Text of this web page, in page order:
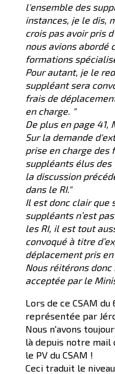
l'ensemble des
instances, je le dis,
crois pas avoir pris
nous avions abordé
formations
Pour autant, je le
suppléant sera
frais de
en charge. "
De plus en page 41,
Sur la demande
prise en charge des
suppléants élus des
la discussion
dans le RI."
Il est donc clair que
suppléants n’est
les RI, il est tout
convoqué à titre
déplacement pris en
Nous réitérons
acceptée par le
Lors de ce CSAM
représentée par
Nous n'avons
là depuis notre
le PV du CSAM !
Ceci traduit le